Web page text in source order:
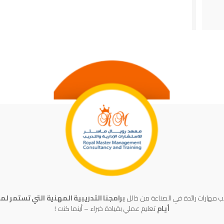
مهارات رائدة في الصناعة من خالل
أيامتعليم عملي بقيادة خبراء – أينما كنت !